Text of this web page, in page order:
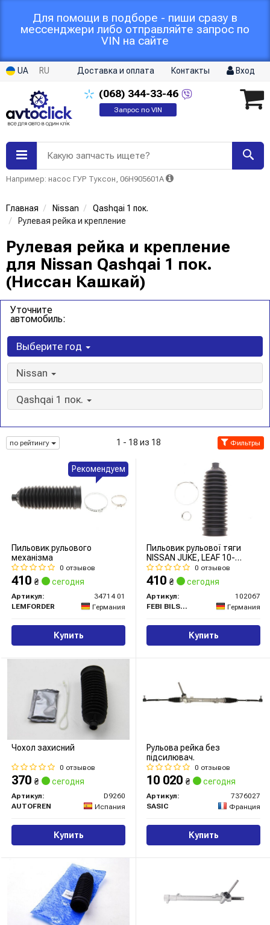
Для помощи в подборе - пиши сразу в
мессенджери либо отправляйте запрос по
VIN на сайте
UA RU Доставка и оплата Контакты Вход
(068) 344-33-46
Запрос по VIN
Какую запчасть ищете?
Например: насос ГУР Туксон, 06H905601A
Главная Nissan
Qashqai 1 пок.
Рулевая рейка и крепление
Рулевая рейка и крепление
для Nissan Qashqai 1 пок.
(Ниссан Кашкай)
Уточните
автомобиль:
Выберите год
Nissan
Qashqai 1 пок.
по рейтингу 1 - 18 из 18 Фильтры
Пильовик рульового
механізма
0 отзывов
410 ₴ сегодня
Артикул:
34714 01
LEMFORDER
Германия
Купить
Рекомендуем
Пильовик рульової тяги
NISSAN JUKE, LEAF 10-
перед. міст (Вир-во FEBI)
0 отзывов
410 ₴ сегодня
Артикул:
102067
FEBI BILSTEIN
Германия
Купить
Чохол захисний
0 отзывов
370 ₴ сегодня
Артикул:
D9260
AUTOFREN
Испания
Купить
Рульова рейка без
підсилювач.
0 отзывов
10 020 ₴ сегодня
Артикул:
7376027
SASIC
Франция
Купить